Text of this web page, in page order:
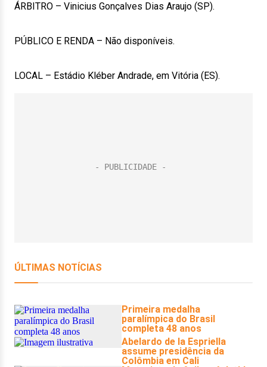
ÁRBITRO – Vinicius Gonçalves Dias Araujo (SP).
PÚBLICO E RENDA – Não disponíveis.
LOCAL – Estádio Kléber Andrade, em Vitória (ES).